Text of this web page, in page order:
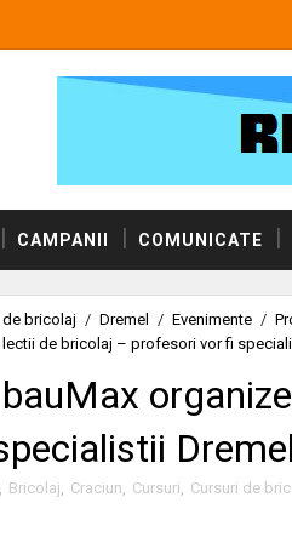
CAMPANII COMUNICATE
de bricolaj / Dremel / Evenimente /
de bricolaj – profesori vor fi
Dremel
, Bricolaj, Craciun, Cursuri, Cursuri de